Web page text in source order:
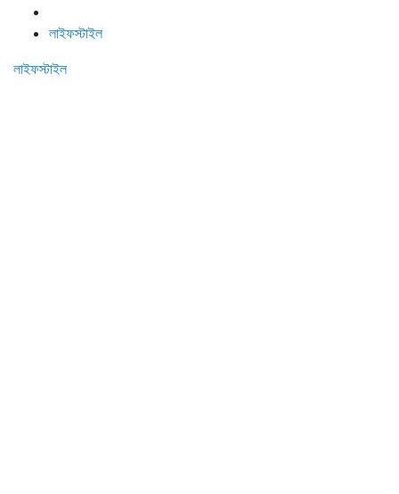
লাইফস্টাইল
লাইফস্টাইল